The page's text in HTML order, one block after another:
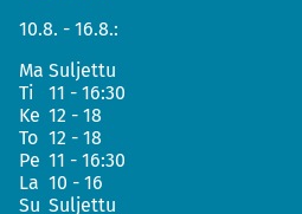
10.8. - 16.8.:
Ma Suljettu
Ti
11 - 16:30
Ke 12 - 18
To 12 - 18
Pe 11 - 16:30
La 10 - 16
Su Suljettu